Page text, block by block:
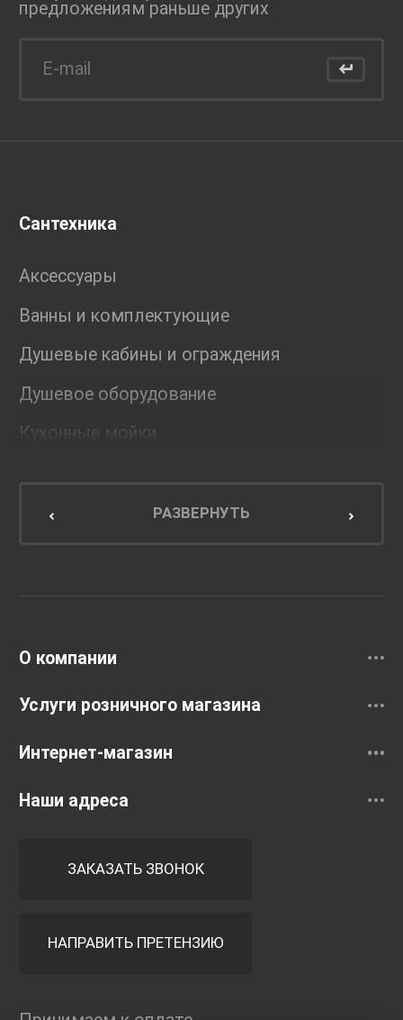
предложениям раньше других
Сантехника
Аксессуары
Ванны и комплектующие
Душевые кабины и ограждения
Душевое оборудование
Кухонные мойки
Мебель для кухниРАЗВЕРНУТЬ
О компании
Услуги розничного магазина
Интернет-магазин
Наши адреса
ЗАКАЗАТЬ ЗВОНОК
НАПРАВИТЬ ПРЕТЕНЗИЮ